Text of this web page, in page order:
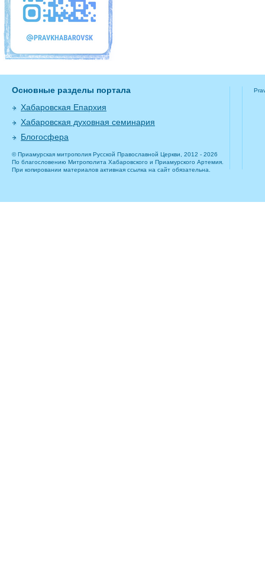
Основные разделы портала
Хабаровская Епархия
Хабаровская духовная семинария
Блогосфера
© Приамурская митрополия Русской Православной Церкви, 2012 - 2026
По благословению Митрополита Хабаровского и Приамурского Артемия.
При копировании материалов активная ссылка на сайт обязательна.